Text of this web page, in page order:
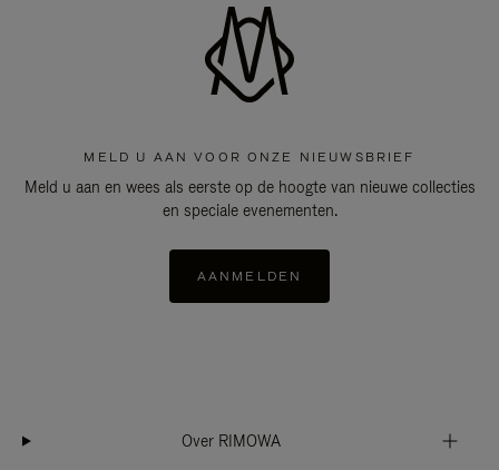
MELD U AAN VOOR ONZE NIEUWSBRIEF
Meld u aan en wees als eerste op de hoogte van nieuwe collecties
en speciale evenementen.
AANMELDEN
Over RIMOWA